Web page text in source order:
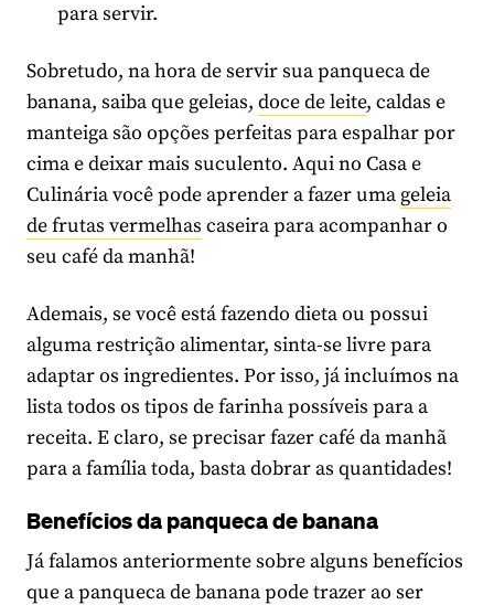
para servir.
Sobretudo, na hora de servir sua panqueca de
banana, saiba que geleias, doce de leite, caldas e
manteiga são opções perfeitas para espalhar por
cima e deixar mais suculento. Aqui no Casa e
Culinária você pode aprender a fazer uma geleia
de frutas vermelhas caseira para acompanhar o
seu café da manhã!
Ademais, se você está fazendo dieta ou possui
alguma restrição alimentar, sinta-se livre para
adaptar os ingredientes. Por isso, já incluímos na
lista todos os tipos de farinha possíveis para a
receita. E claro, se precisar fazer café da manhã
para a família toda, basta dobrar as quantidades!
Benefícios da panqueca de banana
Já falamos anteriormente sobre alguns benefícios
que a panqueca de banana pode trazer ao ser